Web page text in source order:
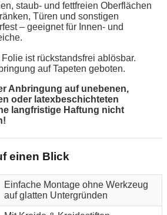
staub- und fettfreien Oberflächen
Türen und sonstigen
– geeignet für Innen- und
ist rückstandsfrei ablösbar.
auf Tapeten geboten.
Anbringung auf unebenen,
oder latexbeschichteten
langfristige Haftung nicht
einen Blick
Einfache Montage ohne Werkzeug
auf glatten Untergründen